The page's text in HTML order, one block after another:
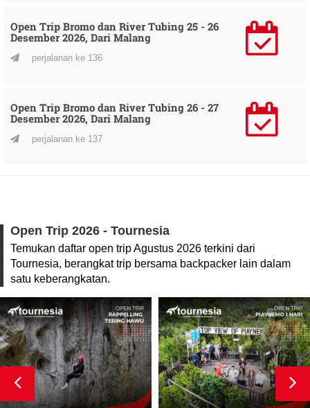
Open Trip Bromo dan River Tubing 25 - 26
Desember 2026, Dari Malang
perjalanan ke 136
Open Trip Bromo dan River Tubing 26 - 27
Desember 2026, Dari Malang
perjalanan ke 137
Open Trip 2026 - Tournesia
Temukan daftar open trip Agustus 2026 terkini dari
Tournesia, berangkat trip bersama backpacker lain dalam
satu keberangkatan.